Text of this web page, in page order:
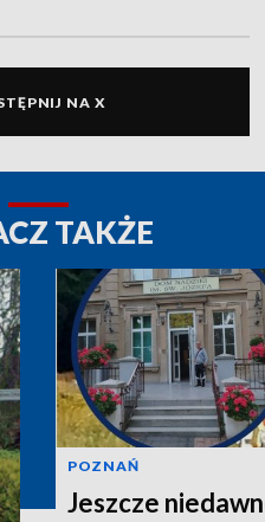
NA X
TAKŻE
POZNAŃ
Jeszcze